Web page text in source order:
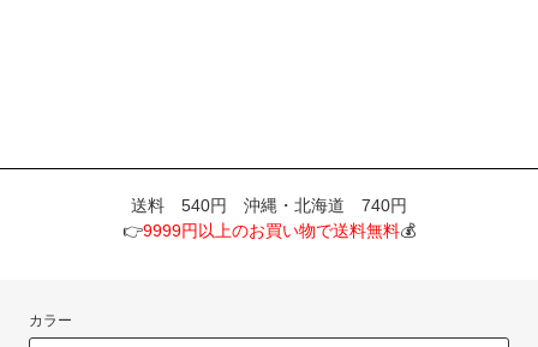
送料 540円 沖縄・北海道 740円
👉9999円以上のお買い物で送料無料💰
カラー